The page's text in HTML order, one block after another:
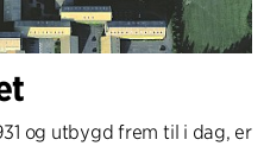
og utbygd frem til i dag, er